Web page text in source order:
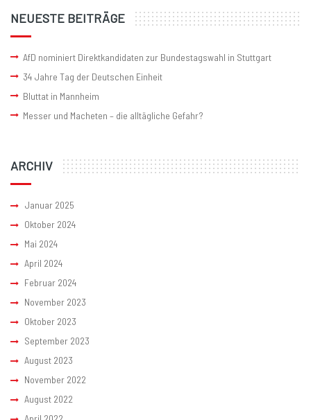
NEUESTE BEITRÄGE
AfD nominiert Direktkandidaten zur Bundestagswahl in Stuttgart
34 Jahre Tag der Deutschen Einheit
Bluttat in Mannheim
Messer und Macheten – die alltägliche Gefahr?
ARCHIV
Januar 2025
Oktober 2024
Mai 2024
April 2024
Februar 2024
November 2023
Oktober 2023
September 2023
August 2023
November 2022
August 2022